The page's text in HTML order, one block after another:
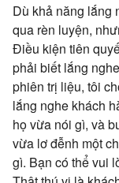
Dù khả năng lắng
qua rèn luyện,
Điều kiện tiên
phải biết lắng
phiên trị liệu, tôi
lắng nghe khách
họ vừa nói gì, và
vừa lơ đễnh một
gì. Bạn có thể vui